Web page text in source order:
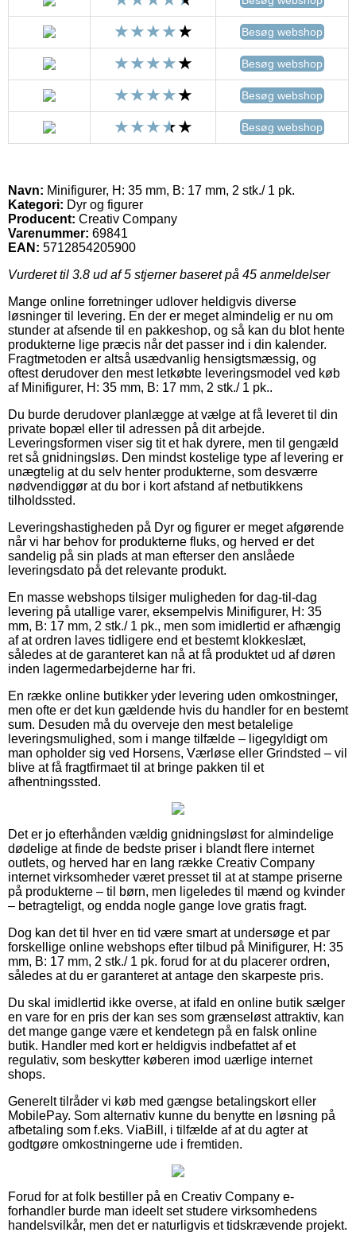
Besøg webshop
Besøg webshop
Besøg webshop
Besøg webshop
Navn: Minifigurer, H: 35 mm, B: 17 mm, 2 stk./ 1 pk.
Kategori: Dyr og figurer
Producent: Creativ Company
Varenummer: 69841
EAN: 5712854205900
Vurderet til 3.8 ud af 5 stjerner baseret på 45 anmeldelser
Mange online forretninger udlover heldigvis diverse
løsninger til levering. En der er meget almindelig er nu om
stunder at afsende til en pakkeshop, og så kan du blot hente
produkterne lige præcis når det passer ind i din kalender.
Fragtmetoden er altså usædvanlig hensigtsmæssig, og
oftest derudover den mest letkøbte leveringsmodel ved køb
af Minifigurer, H: 35 mm, B: 17 mm, 2 stk./ 1 pk..
Du burde derudover planlægge at vælge at få leveret til din
private bopæl eller til adressen på dit arbejde.
Leveringsformen viser sig tit et hak dyrere, men til gengæld
ret så gnidningsløs. Den mindst kostelige type af levering er
unægtelig at du selv henter produkterne, som desværre
nødvendiggør at du bor i kort afstand af netbutikkens
tilholdssted.
Leveringshastigheden på Dyr og figurer er meget afgørende
når vi har behov for produkterne fluks, og herved er det
sandelig på sin plads at man efterser den anslåede
leveringsdato på det relevante produkt.
En masse webshops tilsiger muligheden for dag-til-dag
levering på utallige varer, eksempelvis Minifigurer, H: 35
mm, B: 17 mm, 2 stk./ 1 pk., men som imidlertid er afhængig
af at ordren laves tidligere end et bestemt klokkeslæt,
således at de garanteret kan nå at få produktet ud af døren
inden lagermedarbejderne har fri.
En række online butikker yder levering uden omkostninger,
men ofte er det kun gældende hvis du handler for en bestemt
sum. Desuden må du overveje den mest betalelige
leveringsmulighed, som i mange tilfælde – ligegyldigt om
man opholder sig ved Horsens, Værløse eller Grindsted – vil
blive at få fragtfirmaet til at bringe pakken til et
afhentningssted.
Det er jo efterhånden vældig gnidningsløst for almindelige
dødelige at finde de bedste priser i blandt flere internet
outlets, og herved har en lang række Creativ Company
internet virksomheder været presset til at at stampe priserne
på produkterne – til børn, men ligeledes til mænd og kvinder
– betragteligt, og endda nogle gange love gratis fragt.
Dog kan det til hver en tid være smart at undersøge et par
forskellige online webshops efter tilbud på Minifigurer, H: 35
mm, B: 17 mm, 2 stk./ 1 pk. forud for at du placerer ordren,
således at du er garanteret at antage den skarpeste pris.
Du skal imidlertid ikke overse, at ifald en online butik sælger
en vare for en pris der kan ses som grænseløst attraktiv, kan
det mange gange være et kendetegn på en falsk online
butik. Handler med kort er heldigvis indbefattet af et
regulativ, som beskytter køberen imod uærlige internet
shops.
Generelt tilråder vi køb med gængse betalingskort eller
MobilePay. Som alternativ kunne du benytte en løsning på
afbetaling som f.eks. ViaBill, i tilfælde af at du agter at
godtgøre omkostningerne ude i fremtiden.
Forud for at folk bestiller på en Creativ Company e-
forhandler burde man ideelt set studere virksomhedens
handelsvilkår, men det er naturligvis et tidskrævende projekt.